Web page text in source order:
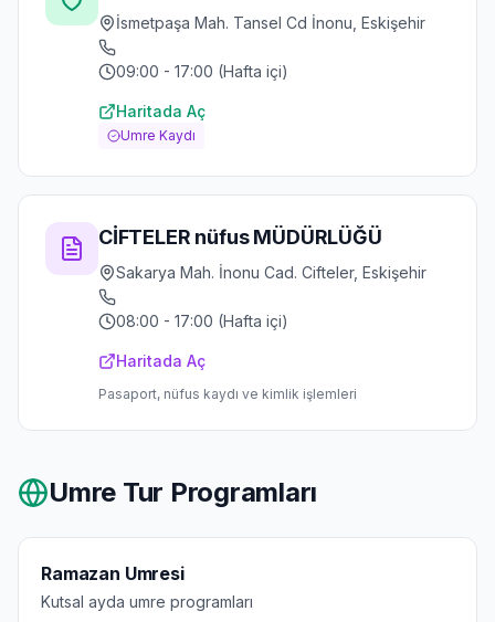
İsmetpaşa Mah. Tansel Cd İnonu, Eskişehir
09:00 - 17:00 (Hafta içi)
Haritada Aç
Umre Kaydı
CİFTELER nüfus MÜDÜRLÜĞÜ
Sakarya Mah. İnonu Cad. Cifteler, Eskişehir
08:00 - 17:00 (Hafta içi)
Haritada Aç
Pasaport, nüfus kaydı ve kimlik işlemleri
Umre Tur Programları
Ramazan Umresi
Kutsal ayda umre programları